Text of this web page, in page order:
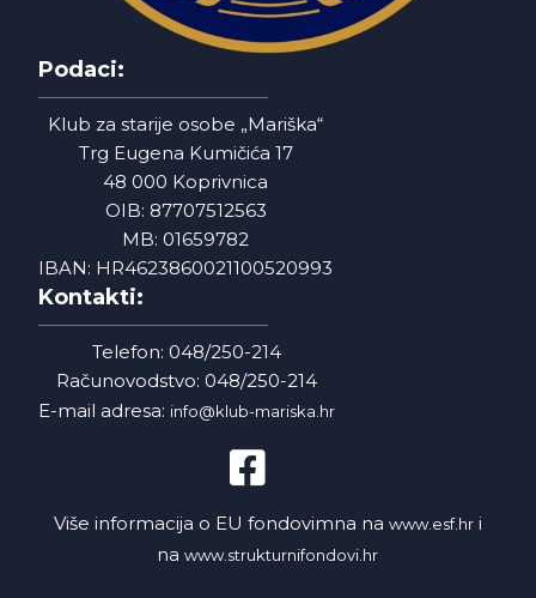
Podaci:
Klub za starije osobe „Mariška“
Trg Eugena Kumičića 17
48 000 Koprivnica
OIB: 87707512563
MB: 01659782
IBAN: HR4623860021100520993
Kontakti:
Telefon: 048/250-214
Računovodstvo: 048/250-214
E-mail adresa: info@klub-mariska.hr
Više informacija o EU fondovimna na www.esf.hri
nawww.strukturnifondovi.hr